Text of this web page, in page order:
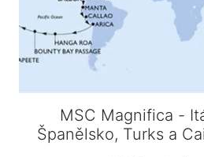
MSC Magnifica -
Španělsko, Turks a